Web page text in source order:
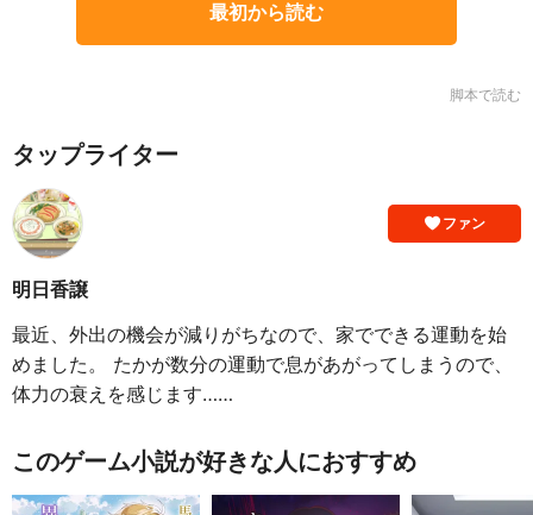
最初から読む
脚本で読む
タップライター
ファン
明日香譲
最近、外出の機会が減りがちなので、家でできる運動を始
めました。 たかが数分の運動で息があがってしまうので、
体力の衰えを感じます……
このゲーム小説が好きな人におすすめ